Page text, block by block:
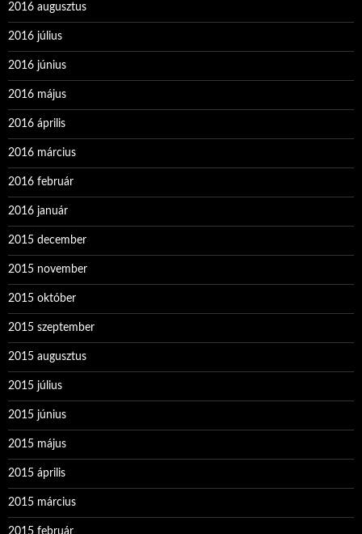
2016 augusztus
2016 július
2016 június
2016 május
2016 április
2016 március
2016 február
2016 január
2015 december
2015 november
2015 október
2015 szeptember
2015 augusztus
2015 július
2015 június
2015 május
2015 április
2015 március